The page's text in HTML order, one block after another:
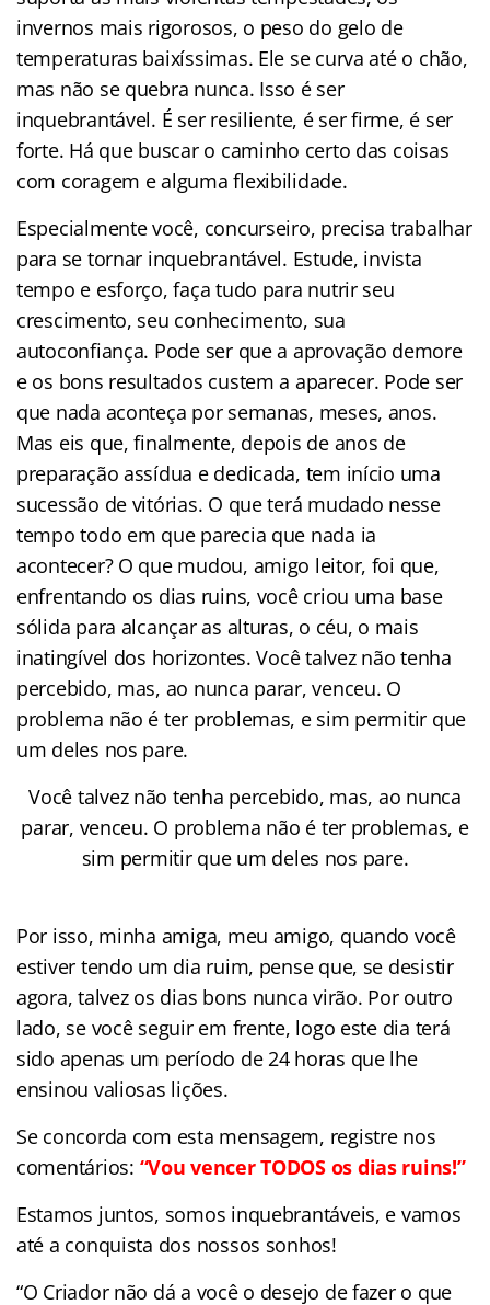
invernos mais rigorosos, o peso do gelo de
temperaturas baixíssimas. Ele se curva até o chão,
mas não se quebra nunca. Isso é ser
inquebrantável. É ser resiliente, é ser firme, é ser
forte. Há que buscar o caminho certo das coisas
com coragem e alguma flexibilidade.
Especialmente você, concurseiro, precisa trabalhar
para se tornar inquebrantável. Estude, invista
tempo e esforço, faça tudo para nutrir seu
crescimento, seu conhecimento, sua
autoconfiança. Pode ser que a aprovação demore
e os bons resultados custem a aparecer. Pode ser
que nada aconteça por semanas, meses, anos.
Mas eis que, finalmente, depois de anos de
preparação assídua e dedicada, tem início uma
sucessão de vitórias. O que terá mudado nesse
tempo todo em que parecia que nada ia
acontecer? O que mudou, amigo leitor, foi que,
enfrentando os dias ruins, você criou uma base
sólida para alcançar as alturas, o céu, o mais
inatingível dos horizontes. Você talvez não tenha
percebido, mas, ao nunca parar, venceu. O
problema não é ter problemas, e sim permitir que
um deles nos pare.
Você talvez não tenha percebido, mas, ao nunca
parar, venceu. O problema não é ter problemas, e
sim permitir que um deles nos pare.
Por isso, minha amiga, meu amigo, quando você
estiver tendo um dia ruim, pense que, se desistir
agora, talvez os dias bons nunca virão. Por outro
lado, se você seguir em frente, logo este dia terá
sido apenas um período de 24 horas que lhe
ensinou valiosas lições.
Se concorda com esta mensagem, registre nos
comentários: “Vou vencer TODOS os dias ruins!”
Estamos juntos, somos inquebrantáveis, e vamos
até a conquista dos nossos sonhos!
“O Criador não dá a você o desejo de fazer o que